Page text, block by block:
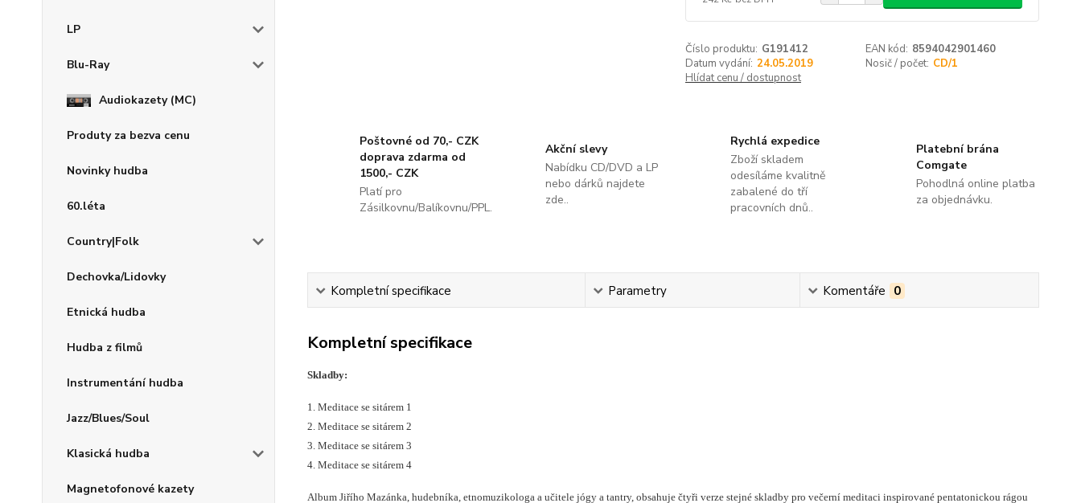
LP
Blu-Ray
Audiokazety (MC)
Produty za bezva cenu
Novinky hudba
60.léta
Country|Folk
Dechovka/Lidovky
Etnická hudba
Hudba z filmů
Instrumentání hudba
Jazz/Blues/Soul
Klasická hudba
Magnetofonové kazety
Číslo produktu: G191412 EAN kód: 8594042901460
Datum vydání: 24.05.2019 Nosič / počet: CD/1
Hlídat cenu / dostupnost
Poštovné od 70,- CZK
doprava zdarma od
1500,- CZK
Platí pro
Zásilkovnu/Balíkovnu/PPL.
Akční slevy
Nabídku CD/DVD a LP
nebo dárků najdete
zde..
Rychlá expedice
Zboží skladem
odesíláme kvalitně
zabalené do tří
pracovních dnů..
Platební brána
Comgate
Pohodlná online platba
za objednávku.
Kompletní specifikace Parametry Komentáře 0
Kompletní specifikace
Skladby:
1. Meditace se sitárem 1
2. Meditace se sitárem 2
3. Meditace se sitárem 3
4. Meditace se sitárem 4
Album Jiřího Mazánka, hudebníka, etnomuzikologa a učitele jógy a tantry, obsahuje čtyři verze stejné skladby pro večerní meditaci inspirované pentatonickou rágou